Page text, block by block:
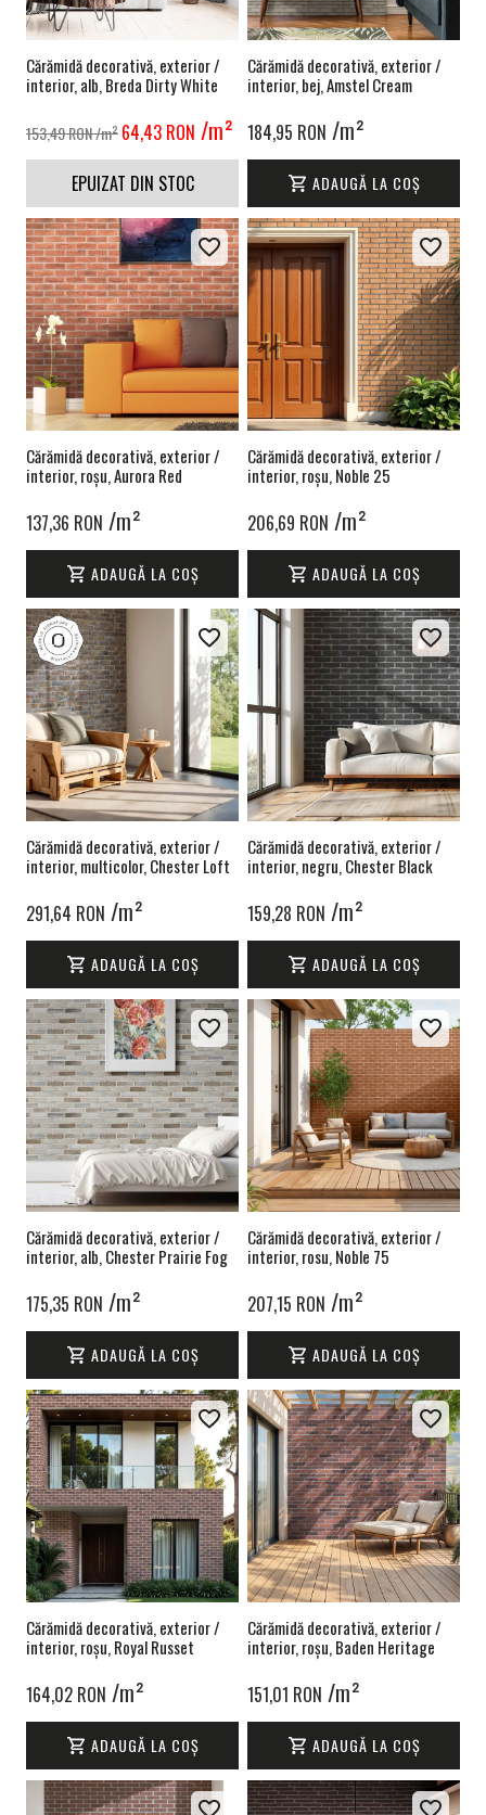
Cărămidă decorativă, exterior /
interior, alb, Breda Dirty White
153,49 RON/m²64,43 RON /m²
EPUIZAT DIN STOC
Cărămidă decorativă, exterior /
interior, bej, Amstel Cream
184,95 RON /m²
ADAUGĂ LA COȘ
Cărămidă decorativă, exterior /
interior, roșu, Aurora Red
137,36 RON /m²
ADAUGĂ LA COȘ
Cărămidă decorativă, exterior /
interior, roșu, Noble 25
206,69 RON /m²
ADAUGĂ LA COȘ
Cărămidă decorativă, exterior /
interior, multicolor, Chester Loft
291,64 RON /m²
ADAUGĂ LA COȘ
Cărămidă decorativă, exterior /
interior, negru, Chester Black
159,28 RON /m²
ADAUGĂ LA COȘ
Cărămidă decorativă, exterior /
interior, alb, Chester Prairie Fog
175,35 RON /m²
ADAUGĂ LA COȘ
Cărămidă decorativă, exterior /
interior, rosu, Noble 75
207,15 RON /m²
ADAUGĂ LA COȘ
Cărămidă decorativă, exterior /
interior, roșu, Royal Russet
164,02 RON /m²
ADAUGĂ LA COȘ
Cărămidă decorativă, exterior /
interior, roșu, Baden Heritage
151,01 RON /m²
ADAUGĂ LA COȘ